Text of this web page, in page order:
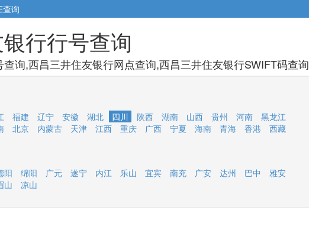
查询
行行号查询
询,西昌三井住友银行网点查询,西昌三井住友银行SWIFT码查询
福建 辽宁 安徽 湖北 四川 陕西 湖南 山西 贵州 河南
黑龙江
北京 内蒙古 天津 江西 重庆 广西 宁夏 海南 青海 香港
西藏
阳 绵阳 广元 遂宁 内江 乐山 宜宾 南充 广安 达州 巴中
雅安
山 凉山